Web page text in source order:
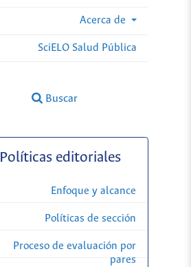
Acerca de
SciELO Salud Pública
Buscar
Políticas editoriales
Enfoque y alcance
Políticas de sección
Proceso de evaluación por
pares